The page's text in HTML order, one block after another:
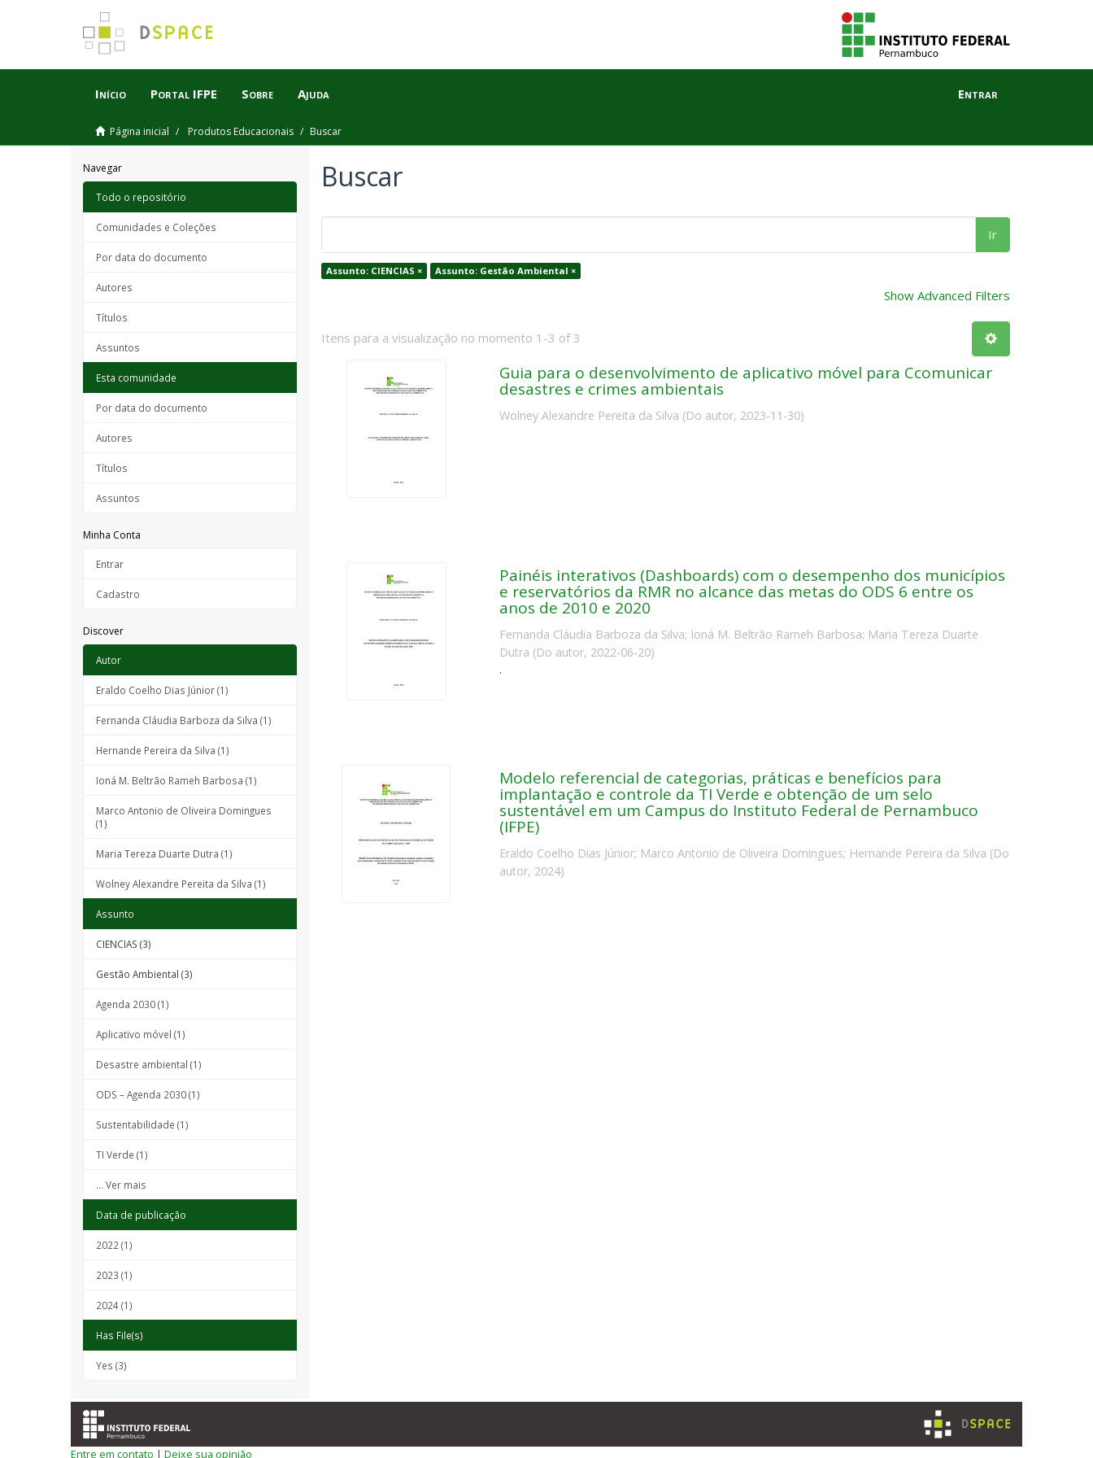
Início Portal IFPE Sobre Ajuda Entrar
Página inicial Produtos Educacionais Buscar
Navegar
Todo o repositório
Comunidades e Coleções
Por data do documento
Autores
Títulos
Assuntos
Esta comunidade
Por data do documento
Autores
Títulos
Assuntos
Minha Conta
Entrar
Cadastro
Discover
Autor
Eraldo Coelho Dias Júnior (1)
Fernanda Cláudia Barboza da Silva (1)
Hernande Pereira da Silva (1)
Ioná M. Beltrão Rameh Barbosa (1)
Marco Antonio de Oliveira Domingues
(1)
Maria Tereza Duarte Dutra (1)
Wolney Alexandre Pereita da Silva (1)
Assunto
CIENCIAS (3)
Gestão Ambiental (3)
Agenda 2030 (1)
Aplicativo móvel (1)
Desastre ambiental (1)
ODS – Agenda 2030 (1)
Sustentabilidade (1)
TI Verde (1)
... Ver mais
Data de publicação
2022 (1)
2023 (1)
2024 (1)
Has File(s)
Yes (3)
Buscar
Ir
Assunto: CIENCIAS × Assunto: Gestão Ambiental ×
Show Advanced Filters
Itens para a visualização no momento 1-3 of 3
Guia para o desenvolvimento de aplicativo móvel para Ccomunicar
desastres e crimes ambientais
Wolney Alexandre Pereita da Silva (Do autor, 2023-11-30)
Painéis interativos (Dashboards) com o desempenho dos municípios
e reservatórios da RMR no alcance das metas do ODS 6 entre os
anos de 2010 e 2020
Fernanda Cláudia Barboza da Silva; Ioná M. Beltrão Rameh Barbosa; Maria Tereza Duarte
Dutra (Do autor, 2022-06-20)
.
Modelo referencial de categorias, práticas e benefícios para
implantação e controle da TI Verde e obtenção de um selo
sustentável em um Campus do Instituto Federal de Pernambuco
(IFPE)
Eraldo Coelho Dias Júnior; Marco Antonio de Oliveira Domingues; Hernande Pereira da Silva (Do
autor, 2024)
Entre em contato | Deixe sua opinião